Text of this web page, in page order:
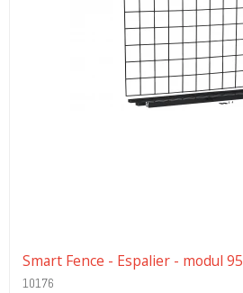
Smart Fence - Espalier - modul 95
10176